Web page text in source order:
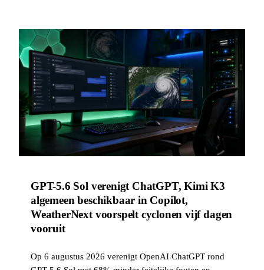
GPT-5.6 Sol verenigt ChatGPT, Kimi K3
algemeen beschikbaar in Copilot,
WeatherNext voorspelt cyclonen vijf dagen
vooruit
Op 6 augustus 2026 verenigt OpenAI ChatGPT rond